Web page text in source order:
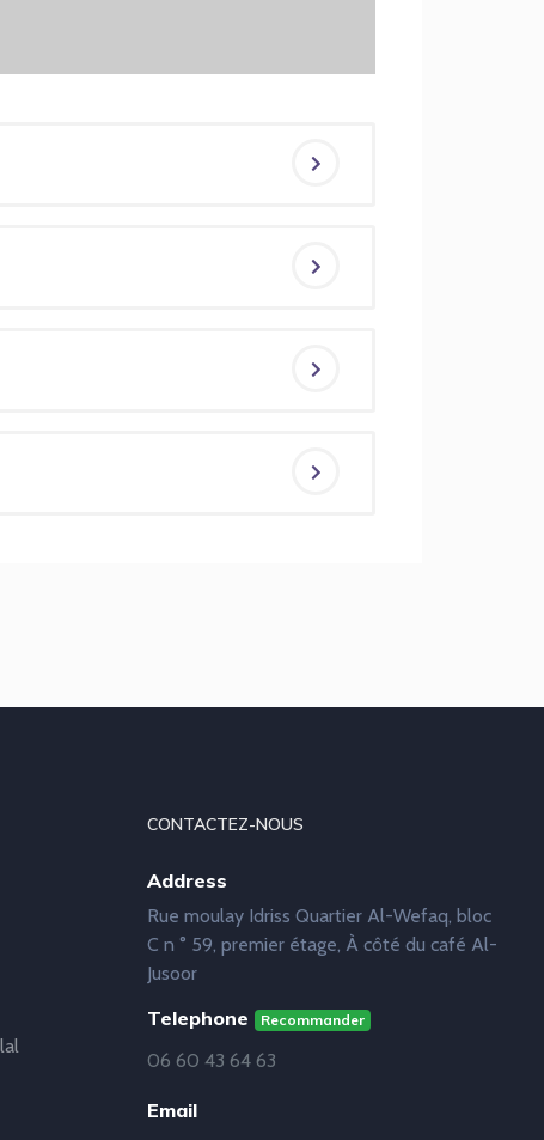
CONTACTEZ-NOUS
Address
Rue moulay Idriss Quartier Al-Wefaq, bloc
C n ° 59, premier étage, À côté du café Al-
Jusoor
Telephone Recommander
06 60 43 64 63
Email